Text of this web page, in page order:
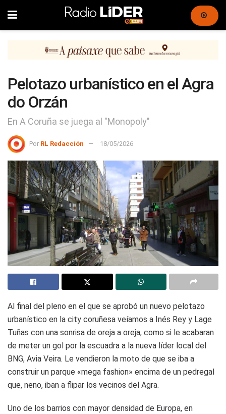
Pelotazo urbanístico en el Agra
do Orzán
En A Coruña se juega al "Monopoly"
Por RL Redacción 18/05/2026
Al final del pleno en el que se aprobó un nuevo pelotazo
urbanístico en la city coruñesa veíamos a Inés Rey y Lage
Tuñas con una sonrisa de oreja a oreja, como si le acabaran
de meter un gol por la escuadra a la nueva líder local del
BNG, Avia Veira. Le vendieron la moto de que se iba a
construir un parque «mega fashion» encima de un pedregal
que, neno, iban a flipar los vecinos del Agra.
Uno de los barrios con mayor densidad de Europa, en